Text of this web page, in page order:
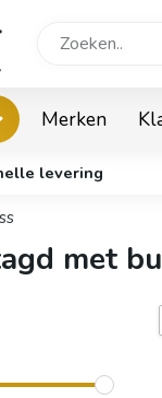
Merken
levering
met